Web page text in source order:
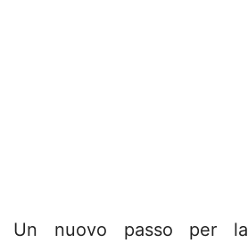
Un nuovo passo per la